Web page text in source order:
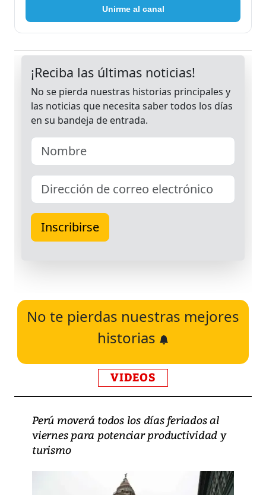
Unirme al canal
No te pierdas nuestras mejores
historias
VIDEOS
Perú moverá todos los días feriados al
viernes para potenciar productividad y
turismo